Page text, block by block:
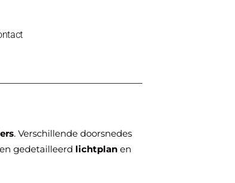
. Verschillende doorsnedes
gedetailleerd lichtplanen